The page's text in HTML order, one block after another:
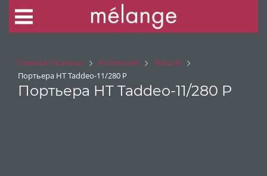
Главная страница Коллекция
Naturel
Портьера HT Taddeo-11/280 P
Портьера HT Taddeo-11/280 P